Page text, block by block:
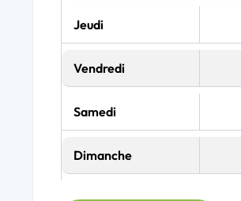
Jeudi
Vendredi
Samedi
Dimanche